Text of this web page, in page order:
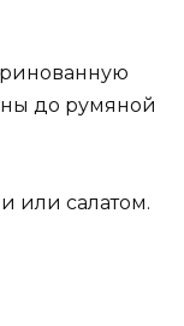
до румяной
или салатом.